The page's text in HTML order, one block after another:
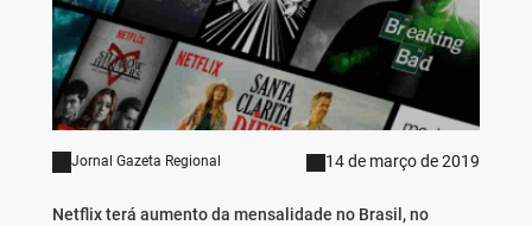
Jornal Gazeta Regional 14 de março de 2019
Netflix terá aumento da mensalidade no Brasil, no